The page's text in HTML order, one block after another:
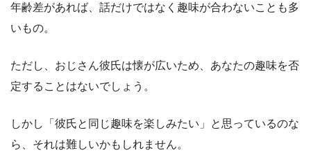
年齢差があれば、話だけではなく趣味が合わないことも多
いもの。
ただし、おじさん彼氏は懐が広いため、あなたの趣味を否
定することはないでしょう。
しかし「彼氏と同じ趣味を楽しみたい」と思っているのな
ら、それは難しいかもしれません。